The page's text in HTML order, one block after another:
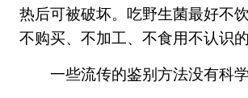
热后可被破坏。吃野生菌最好不饮
不购买、不加工、不食用不认识的
一些流传的鉴别方法没有科